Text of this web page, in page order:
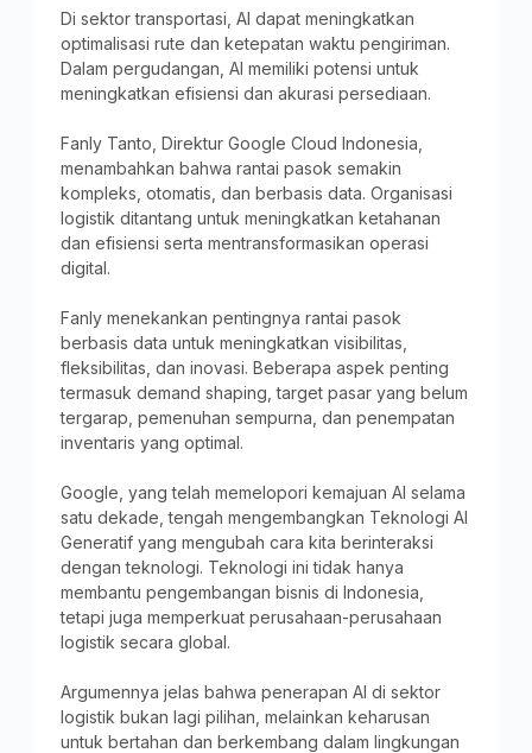
Di sektor transportasi, AI dapat meningkatkan
optimalisasi rute dan ketepatan waktu pengiriman.
Dalam pergudangan, AI memiliki potensi untuk
meningkatkan efisiensi dan akurasi persediaan.
Fanly Tanto, Direktur Google Cloud Indonesia,
menambahkan bahwa rantai pasok semakin
kompleks, otomatis, dan berbasis data. Organisasi
logistik ditantang untuk meningkatkan ketahanan
dan efisiensi serta mentransformasikan operasi
digital.
Fanly menekankan pentingnya rantai pasok
berbasis data untuk meningkatkan visibilitas,
fleksibilitas, dan inovasi. Beberapa aspek penting
termasuk demand shaping, target pasar yang belum
tergarap, pemenuhan sempurna, dan penempatan
inventaris yang optimal.
Google, yang telah memelopori kemajuan AI selama
satu dekade, tengah mengembangkan Teknologi AI
Generatif yang mengubah cara kita berinteraksi
dengan teknologi. Teknologi ini tidak hanya
membantu pengembangan bisnis di Indonesia,
tetapi juga memperkuat perusahaan-perusahaan
logistik secara global.
Argumennya jelas bahwa penerapan AI di sektor
logistik bukan lagi pilihan, melainkan keharusan
untuk bertahan dan berkembang dalam lingkungan